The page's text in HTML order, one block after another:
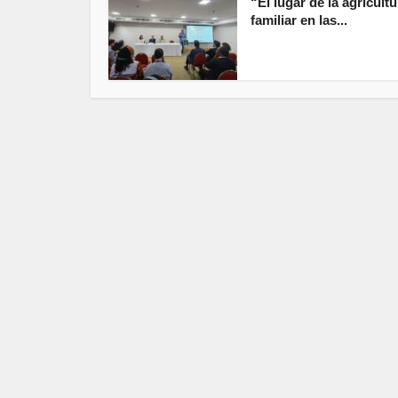
familiar en las...